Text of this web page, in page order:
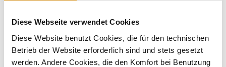
Diese Webseite verwendet Cookies
Diese Website benutzt Cookies, die für den technischen
Betrieb der Website erforderlich sind und stets gesetzt
werden. Andere Cookies, die den Komfort bei Benutzung
Frankenbeute
Segeberger Beute
Beute